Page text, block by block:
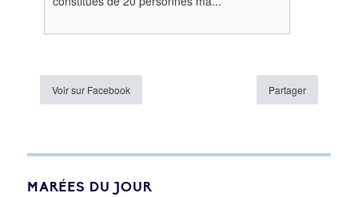
Voir sur Facebook Partager
MARÉES DU JOUR